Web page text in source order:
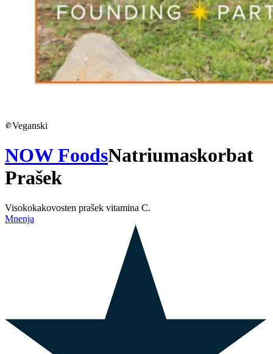
Veganski
NOW FoodsNatriumaskorbat
Prašek
Visokokakovosten prašek vitamina C.
Mnenja